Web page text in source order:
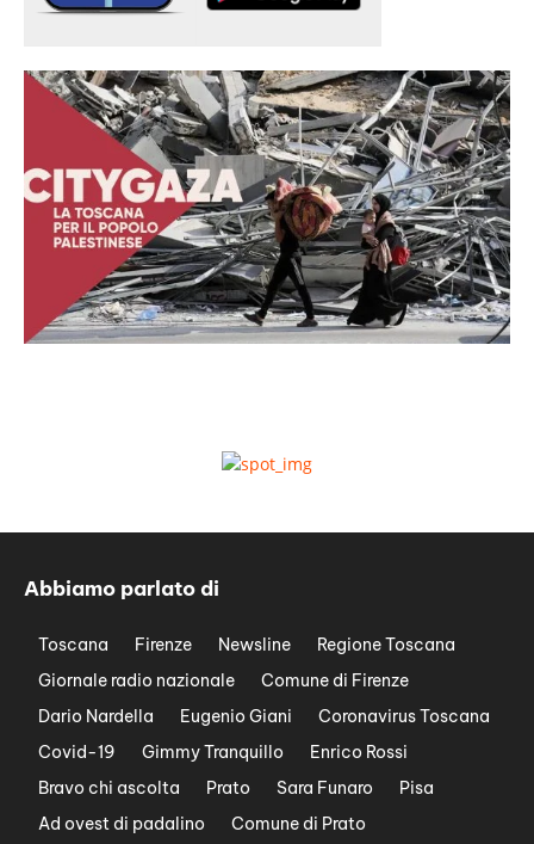
Abbiamo parlato di
Toscana Firenze Newsline
Regione Toscana
Giornale radio nazionale
Comune di Firenze
Dario Nardella
Eugenio Giani
Coronavirus Toscana
Covid-19
Gimmy Tranquillo
Enrico Rossi
Bravo chi ascolta
Prato Sara Funaro
Pisa
Ad ovest di padalino
Comune di Prato